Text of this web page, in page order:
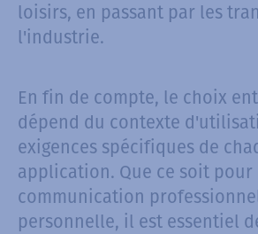
loisirs, en passant par les
l'industrie.
En fin de compte, le choix
dépend du contexte
exigences spécifiques de
application. Que ce soit pour
communication
personnelle, il est essentiel